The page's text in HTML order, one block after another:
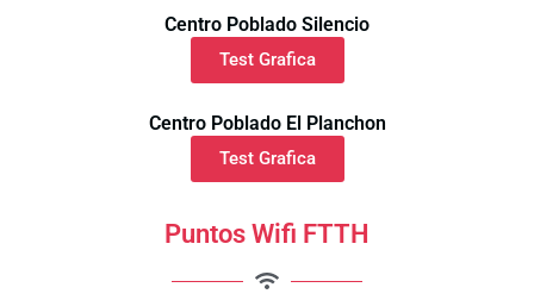
Centro Poblado Silencio
Test Grafica
Centro Poblado El Planchon
Test Grafica
Puntos Wifi FTTH